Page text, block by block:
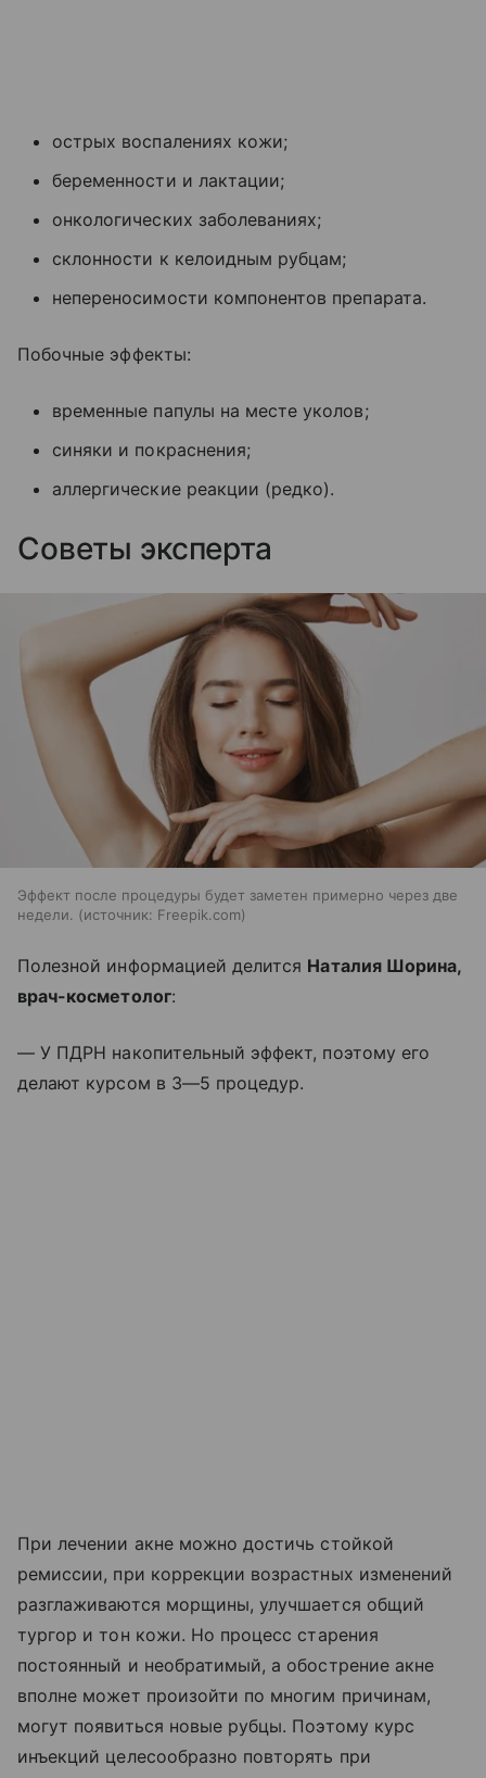
острых воспалениях кожи;
беременности и лактации;
онкологических заболеваниях;
склонности к келоидным рубцам;
непереносимости компонентов препарата.
Побочные эффекты:
временные папулы на месте уколов;
синяки и покраснения;
аллергические реакции (редко).
Советы эксперта
Эффект после процедуры будет заметен примерно через две
недели.
источник: Freepik.com
Полезной информацией делится Наталия Шорина,
врач-косметолог:
— У ПДРН накопительный эффект, поэтому его
делают курсом в 3—5 процедур.
При лечении акне можно достичь стойкой
ремиссии, при коррекции возрастных изменений
разглаживаются морщины, улучшается общий
тургор и тон кожи. Но процесс старения
постоянный и необратимый, а обострение акне
вполне может произойти по многим причинам,
могут появиться новые рубцы. Поэтому курс
инъекций целесообразно повторять при